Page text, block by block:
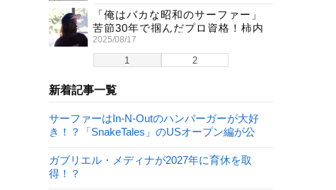
1 2
「俺はバカな昭和のサーファー」
苦節30年で掴んだプロ資格！柿内
聖文(54)の生き様
2025/08/17
新着記事一覧
サーファーはIn-N-Outのハンバーガーが大好
き！？「SnakeTales」のUSオープン編が公
ガブリエル・メディナが2027年に育休を取
得！？